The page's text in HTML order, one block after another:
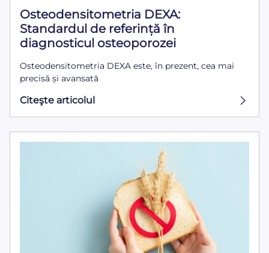
Osteodensitometria DEXA:
Standardul de referință în
diagnosticul osteoporozei
Osteodensitometria DEXA este, în prezent, cea mai
precisă și avansată
Citeşte articolul